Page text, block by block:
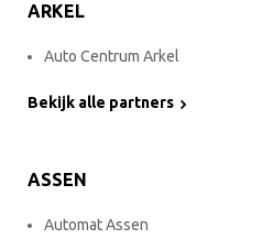
ARKEL
Auto Centrum Arkel
Bekijk alle partners
ASSEN
Automat Assen